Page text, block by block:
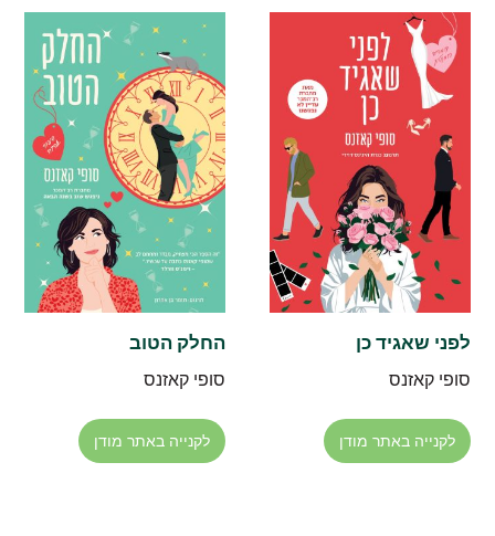
לפני שאגיד כן
סופי קאזנס
לקנייה באתר מודן
החלק הטוב
סופי קאזנס
לקנייה באתר מודן